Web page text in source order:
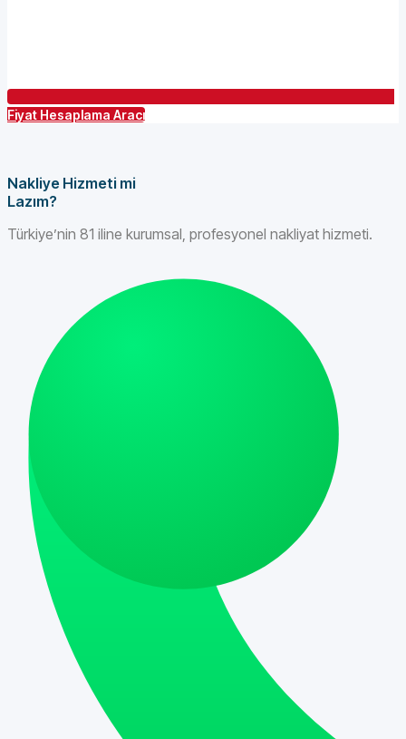
Fiyat Hesaplama Aracı
Nakliye Hizmeti mi
Lazım?
Türkiye’nin 81 iline kurumsal, profesyonel nakliyat hizmeti.